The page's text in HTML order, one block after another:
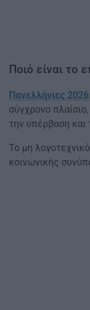
Ποιό είναι το
Πανελλήνιες 2026
σύγχρονο
την υπέρβαση
Το μη
κοινωνικής